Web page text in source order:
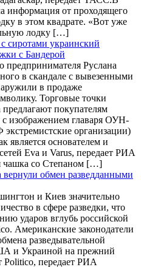
информация от проходящего
в этом квадрате. «Вот уже
лодку […]
сиротами украинский
с Бандерой
предпринимателя Руслана
в скандале с вывезенными
в продаже
Торговые точки
покупателям
изображением главаря ОУН-
организации)
является основателем и
Eva и Varus, передает РИА
чашка со Степаном […]
обмен разведданными
и Киев значительно
в сфере разведки, что
ударов вглубь российской
Американские законодатели
разведывательной
и Украиной на прежний
Politico, передает РИА